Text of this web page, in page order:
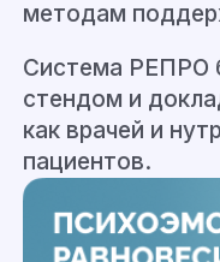
методам
Система РЕПРО
стендом и
как врачей и
пациентов.